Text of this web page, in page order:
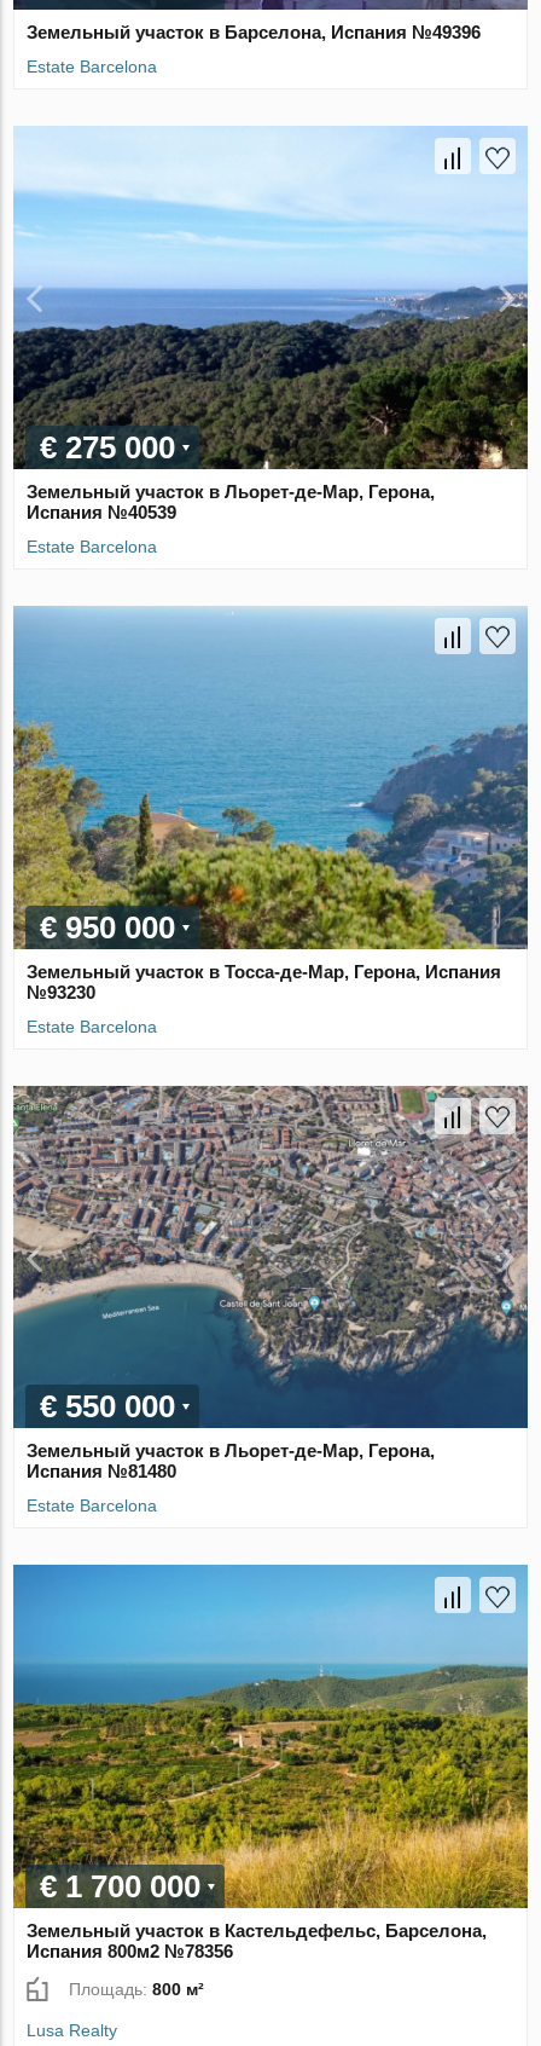
Земельный участок в Барселона, Испания №49396
Estate Barcelona
€ 275 000
Земельный участок в Льорет-де-Мар, Герона,
Испания №40539
Estate Barcelona
€ 950 000
Земельный участок в Тосса-де-Мар, Герона, Испания
№93230
Estate Barcelona
€ 550 000
Земельный участок в Льорет-де-Мар, Герона,
Испания №81480
Estate Barcelona
€ 1 700 000
Земельный участок в Кастельдефельс, Барселона,
Испания 800м2 №78356
Площадь:800 м²
Lusa Realty